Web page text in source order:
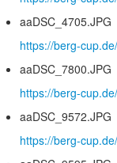
aaDSC_4705.JPG
https://berg-
aaDSC_7800.JPG
https://berg-
aaDSC_9572.JPG
https://berg-